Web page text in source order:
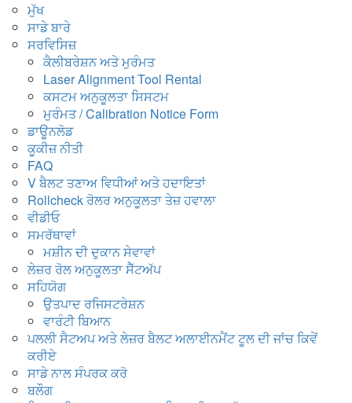
ਮੁੱਖ
ਸਾਡੇ ਬਾਰੇ
ਸਰਵਿਸਿਜ਼
ਕੈਲੀਬਰੇਸ਼ਨ ਅਤੇ ਮੁਰੰਮਤ
Laser Alignment Tool Rental
ਕਸਟਮ ਅਨੁਕੂਲਤਾ ਸਿਸਟਮ
ਮੁਰੰਮਤ /Calibration Notice Form
ਡਾਊਨਲੋਡ
ਕੂਕੀਜ਼ ਨੀਤੀ
FAQ
V ਬੈਲਟ ਤਣਾਅ ਵਿਧੀਆਂ ਅਤੇ ਹਦਾਇਤਾਂ
Rollcheck ਰੋਲਰ ਅਨੁਕੂਲਤਾ ਤੇਜ਼ ਹਵਾਲਾ
ਵੀਡੀਓ
ਸਮਰੱਥਾਵਾਂ
ਮਸ਼ੀਨ ਦੀ ਦੁਕਾਨ ਸੇਵਾਵਾਂ
ਲੇਜ਼ਰ ਰੋਲ ਅਨੁਕੂਲਤਾ ਸੈੱਟਅੱਪ
ਸਹਿਯੋਗ
ਉਤਪਾਦ ਰਜਿਸਟਰੇਸ਼ਨ
ਵਾਰੰਟੀ ਬਿਆਨ
ਪਲਲੀ ਸੈਟਅਪ ਅਤੇ ਲੇਜ਼ਰ ਬੈਲਟ ਅਲਾਈਨਮੈਂਟ ਟੂਲ ਦੀ ਜਾਂਚ ਕਿਵੇਂ
ਕਰੀਏ
ਸਾਡੇ ਨਾਲ ਸੰਪਰਕ ਕਰੋ
ਬਲੌਗ